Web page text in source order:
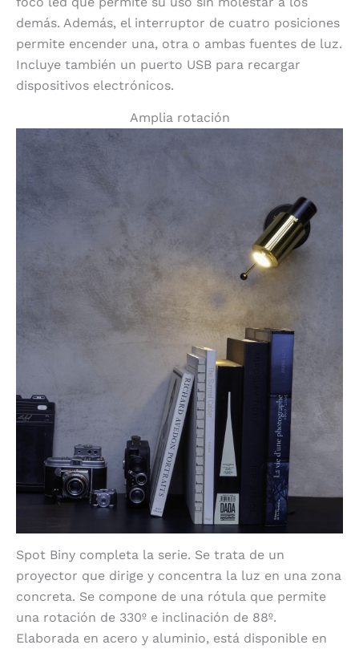
demás. Además, el interruptor de cuatro posiciones
permite encender una, otra o ambas fuentes de luz.
Incluye también un puerto USB para recargar
dispositivos electrónicos.
Amplia rotación
Spot Biny completa la serie. Se trata de un
proyector que dirige y concentra la luz en una zona
concreta. Se compone de una rótula que permite
una rotación de 330º e inclinación de 88º.
Elaborada en acero y aluminio, está disponible en